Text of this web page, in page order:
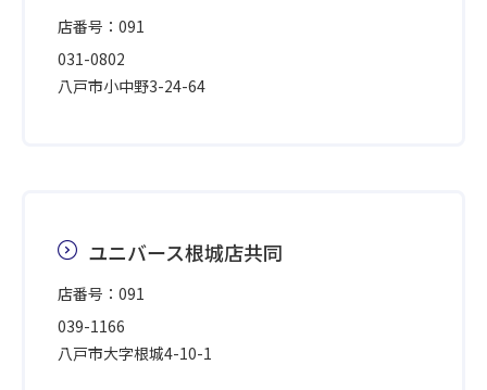
店番号：091
031-0802
八戸市小中野3-24-64
ユニバース根城店共同
店番号：091
039-1166
八戸市大字根城4-10-1